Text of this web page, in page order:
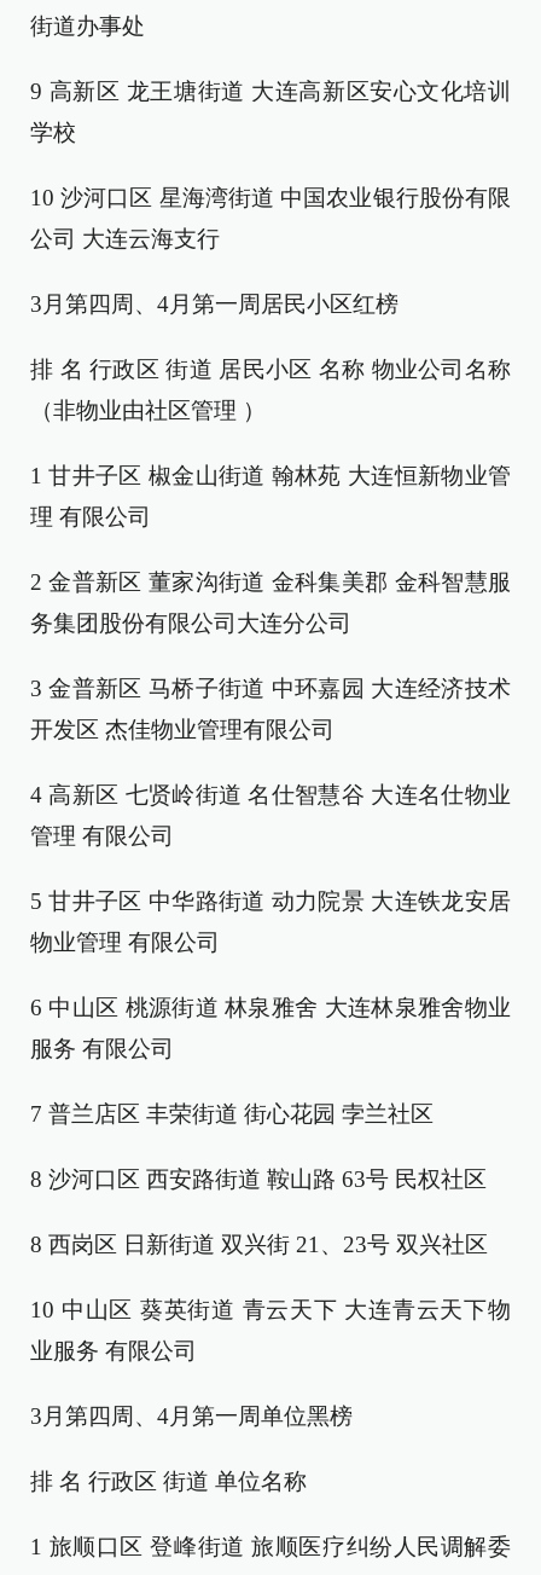
街道办事处
9 高新区 龙王塘街道 大连高新区安心文化培训
学校
10 沙河口区 星海湾街道 中国农业银行股份有限
公司 大连云海支行
3月第四周、4月第一周居民小区红榜
排 名 行政区 街道 居民小区 名称 物业公司名称
（非物业由社区管理 ）
1 甘井子区 椒金山街道 翰林苑 大连恒新物业管
理 有限公司
2 金普新区 董家沟街道 金科集美郡 金科智慧服
务集团股份有限公司大连分公司
3 金普新区 马桥子街道 中环嘉园 大连经济技术
开发区 杰佳物业管理有限公司
4 高新区 七贤岭街道 名仕智慧谷 大连名仕物业
管理 有限公司
5 甘井子区 中华路街道 动力院景 大连铁龙安居
物业管理 有限公司
6 中山区 桃源街道 林泉雅舍 大连林泉雅舍物业
服务 有限公司
7 普兰店区 丰荣街道 街心花园 孛兰社区
8 沙河口区 西安路街道 鞍山路 63号 民权社区
8 西岗区 日新街道 双兴街 21、23号 双兴社区
10 中山区 葵英街道 青云天下 大连青云天下物
业服务 有限公司
3月第四周、4月第一周单位黑榜
排 名 行政区 街道 单位名称
1 旅顺口区 登峰街道 旅顺医疗纠纷人民调解委